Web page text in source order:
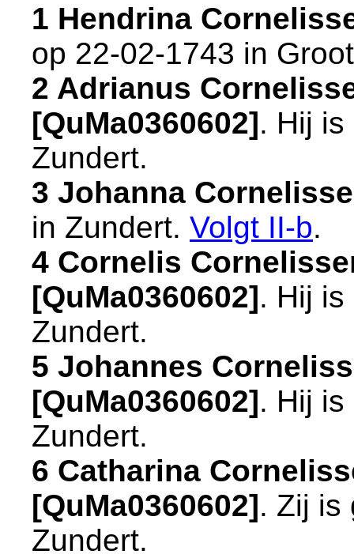
1 Hendrina
op 22-02-1743 in
2 Adrianus
[QuMa0360602]. Hij
Zundert.
3 Johanna
in Zundert. Volgt II-b.
4 Cornelis
[QuMa0360602]. Hij
Zundert.
5 Johannes
[QuMa0360602]. Hij is
Zundert.
6 Catharina
[QuMa0360602]. Zij is
Zundert.